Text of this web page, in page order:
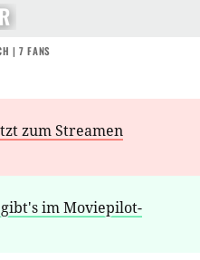
| 7 FANS
zum Streamen
im Moviepilot-